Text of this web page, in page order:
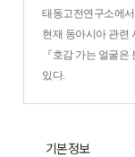
태동고전연구소에
현재 동아시아 관련
『호감 가는 얼굴
있다.
기본정보